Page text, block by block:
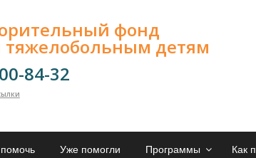
фонд
детям
84-32
Уже помогли Программы Как